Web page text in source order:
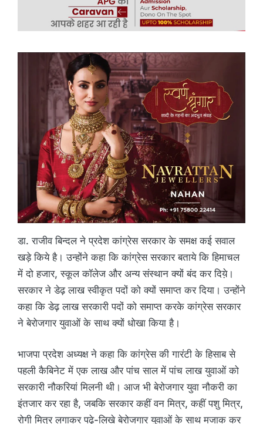
डा. राजीव बिन्दल ने प्रदेश कांग्रेस सरकार के समक्ष कई सवाल
खड़े किये है। उन्होंने कहा कि कांग्रेस सरकार बताये कि हिमाचल
में दो हजार, स्कूल कॉलेज और अन्य संस्थान क्यों बंद कर दिये़।
सरकार ने डेढ़ लाख स्वीकृत पदों को क्यों समाप्त कर दिया। उन्होंने
कहा कि डेढ़ लाख सरकारी पदों को समाप्त करके कांग्रेस सरकार
ने बेरोजगार युवाओं के साथ क्यों धोखा किया है।
भाजपा प्रदेश अध्यक्ष ने कहा कि कांग्रेस की गारंटी के हिसाब से
पहली कैबिनेट में एक लाख और पांच साल में पांच लाख युवाओं को
सरकारी नौकरियां मिलनी थी। आज भी बेरोजगार युवा नौकरी का
इंतजार कर रहा है, जबकि सरकार कहीं वन मित्र, कहीं पशु मित्र,
रोगी मित्र लगाकर पढ़े-लिखे बेरोजगार युवाओं के साथ मजाक कर